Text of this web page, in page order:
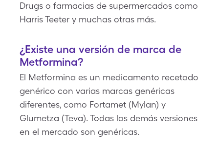
Drugs o farmacias de supermercados como
Harris Teeter y muchas otras más.
¿Existe una versión de marca de
Metformina?
El Metformina es un medicamento recetado
genérico con varias marcas genéricas
diferentes, como Fortamet (Mylan) y
Glumetza (Teva). Todas las demás versiones
en el mercado son genéricas.